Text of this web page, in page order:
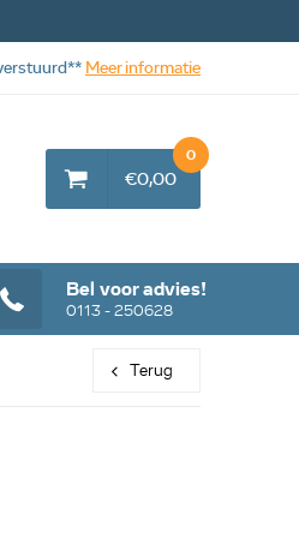
Bel voor advies!
0113 - 250628
€0,00
0
Meer informatie
Terug